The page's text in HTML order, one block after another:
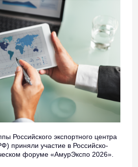
Российского экспортного центра
приняли участие в Российско-
форуме «АмурЭкспо 2026».